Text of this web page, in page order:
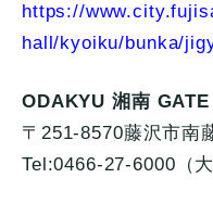
https://
hall/kyoiku/bunka/
ODAKYU 湘南 GATE
〒251-8570藤沢市南
Tel:0466-27-6000（大